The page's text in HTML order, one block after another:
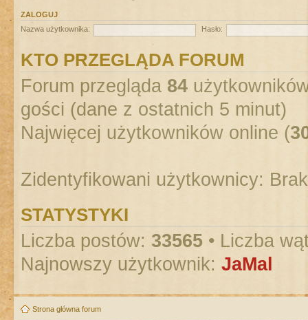
ZALOGUJ
Nazwa użytkownika:
Hasło:
KTO PRZEGLĄDA FORUM
Forum przegląda 84
gości (dane z ostatnich 5 minut)
Najwięcej użytkowników online (
Zidentyfikowani użytkownicy:
STATYSTYKI
Liczba postów: 33565 • Liczba
Najnowszy użytkownik: JaMal
Strona główna forum